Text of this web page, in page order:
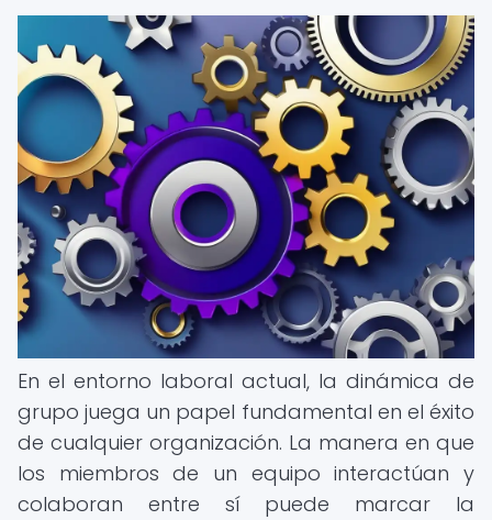
En el entorno laboral actual, la dinámica de
grupo juega un papel fundamental en el éxito
de cualquier organización. La manera en que
los miembros de un equipo interactúan y
colaboran entre sí puede marcar la